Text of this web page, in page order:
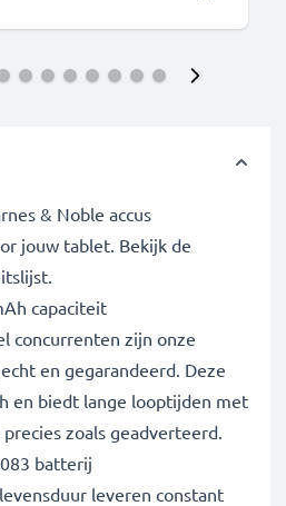
& Noble accus
jouw tablet. Bekijk de
capaciteit
concurrenten zijn onze
en gegarandeerd. Deze
en biedt lange looptijden met
zoals geadverteerd.
batterij
leveren constant